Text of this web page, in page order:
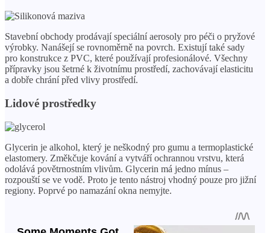
Stavební obchody prodávají speciální aerosoly pro péči o pryžové
výrobky. Nanášejí se rovnoměrně na povrch. Existují také sady
pro konstrukce z PVC, které používají profesionálové. Všechny
přípravky jsou šetrné k životnímu prostředí, zachovávají elasticitu
a dobře chrání před vlivy prostředí.
Lidové prostředky
Glycerin je alkohol, který je neškodný pro gumu a termoplastické
elastomery. Změkčuje kování a vytváří ochrannou vrstvu, která
odolává povětrnostním vlivům. Glycerin má jedno mínus –
rozpouští se ve vodě. Proto je tento nástroj vhodný pouze pro jižní
regiony. Poprvé po namazání okna nemyjte.